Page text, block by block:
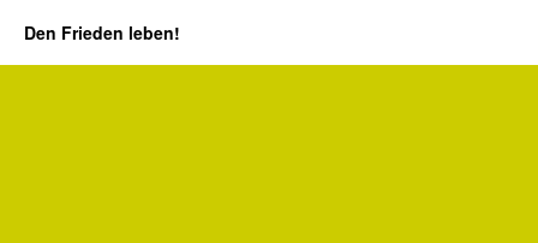
Den Frieden leben!